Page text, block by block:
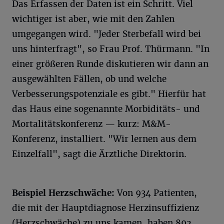
Das Erfassen der Daten ist ein Schritt. Viel
wichtiger ist aber, wie mit den Zahlen
umgegangen wird. "Jeder Sterbefall wird bei
uns hinterfragt", so Frau Prof. Thürmann. "In
einer größeren Runde diskutieren wir dann an
ausgewählten Fällen, ob und welche
Verbesserungspotenziale es gibt." Hierfür hat
das Haus eine sogenannte Morbiditäts- und
Mortalitätskonferenz — kurz: M&M-
Konferenz, installiert. "Wir lernen aus dem
Einzelfall", sagt die Ärztliche Direktorin.
Beispiel Herzschwäche: Von 934 Patienten,
die mit der Hauptdiagnose Herzinsuffizienz